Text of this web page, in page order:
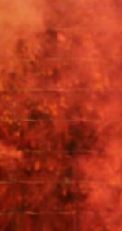
TICKETS
ABONNEMENTEN
COMMUNITY
JEUGD
BUSINESS CLUB
MATCHDINERS
CLUBAPP
FANSHOP
FAQ